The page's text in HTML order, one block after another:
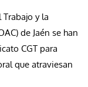
y la
de Jaén se han
CGT para
que atraviesan